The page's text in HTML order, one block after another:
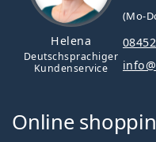
Helena
Deutschsprachiger
Kundenservice
(Mo-
Online